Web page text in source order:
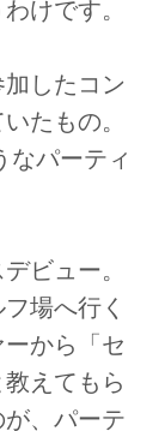
けです。
したコン
たもの。
なパーティ
ビュー。
場へ行く
から「セ
えてもら
、パーテ